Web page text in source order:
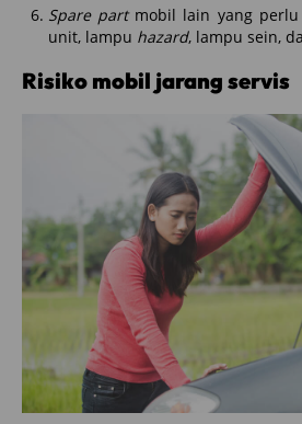
Spare partmobil lain yang perlu
unit, lampu hazard, lampu sein,
Risiko mobil jarang servis